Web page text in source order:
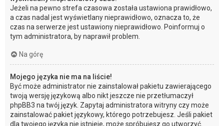
Jeżeli na pewno strefa czasowa została ustawiona prawidłowo,
a czas nadal jest wyświetlany nieprawidłowo, oznacza to, że
czas na serwerze jest ustawiony nieprawidłowo. Poinformuj o
tym administratora, by naprawił problem.
Na górę
Mojego języka nie ma na liście!
Być może administrator nie zainstalował pakietu zawierającego
twoją wersję językową albo nikt jeszcze nie przetłumaczył
phpBB3 na twój język. Zapytaj administratora witryny czy może
zainstalować pakiet językowy, którego potrzebujesz. Jeśli pakiet
dla twojego języka nie istnieje, może spróbujesz go utworzyć.